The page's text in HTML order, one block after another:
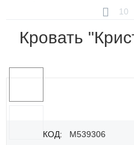
10
Кровать
КОД: M539306